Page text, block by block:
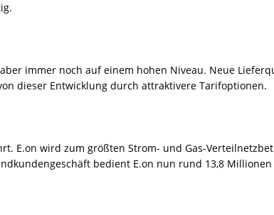
immer noch auf einem hohen Niveau. Neue
dieser Entwicklung durch attraktivere Tarifoptionen.
E.on wird zum größten Strom- und Gas-
bedient E.on nun rund 13,8